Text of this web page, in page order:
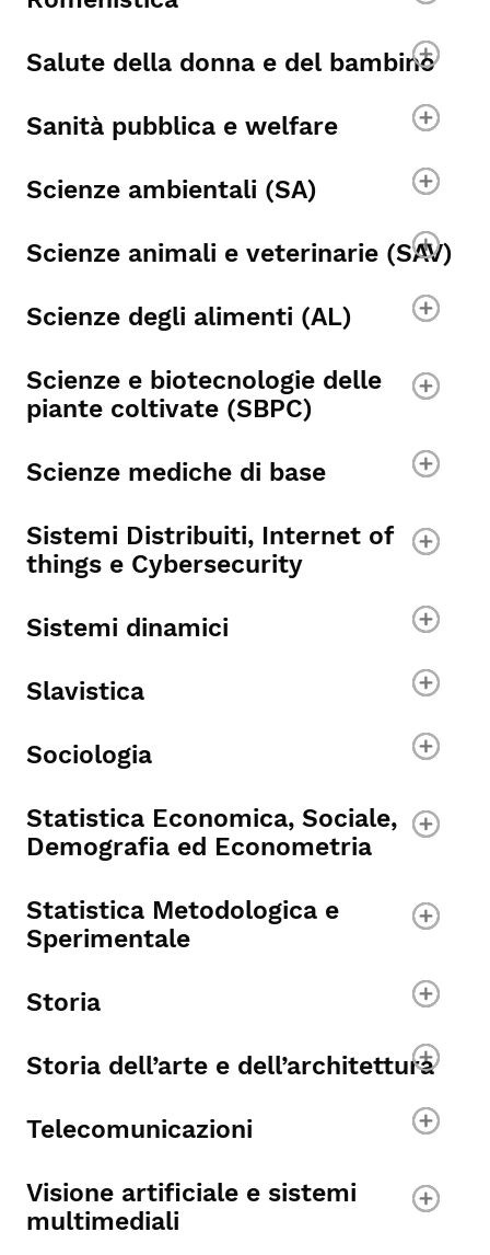
Salute della donna e del bambino
Sanità pubblica e welfare
Scienze ambientali (SA)
Scienze animali e veterinarie (SAV)
Scienze degli alimenti (AL)
Scienze e biotecnologie delle
piante coltivate (SBPC)
Scienze mediche di base
Sistemi Distribuiti, Internet of
things e Cybersecurity
Sistemi dinamici
Slavistica
Sociologia
Statistica Economica, Sociale,
Demografia ed Econometria
Statistica Metodologica e
Sperimentale
Storia
Storia dell’arte e dell’architettura
Telecomunicazioni
Visione artificiale e sistemi
multimediali